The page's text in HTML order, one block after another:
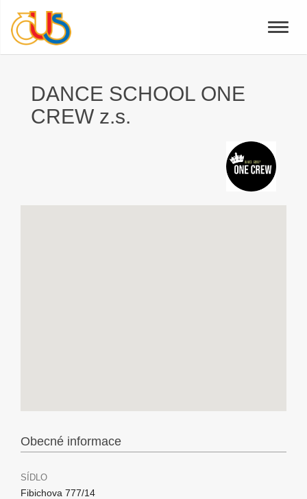
Toggle
DANCE SCHOOL ONE
CREW z.s.
Obecné informace
SÍDLO
Fibichova 777/14